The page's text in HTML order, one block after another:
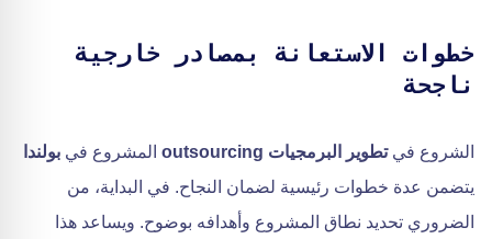
خطوات الاستعانة بمصادر خارجية
ناجحة
الشروع فيتطوير البرمجيات outsourcing المشروع في بولندا
يتضمن عدة خطوات رئيسية لضمان النجاح. في البداية، من
الضروري تحديد نطاق المشروع وأهدافه بوضوح. ويساعد هذا